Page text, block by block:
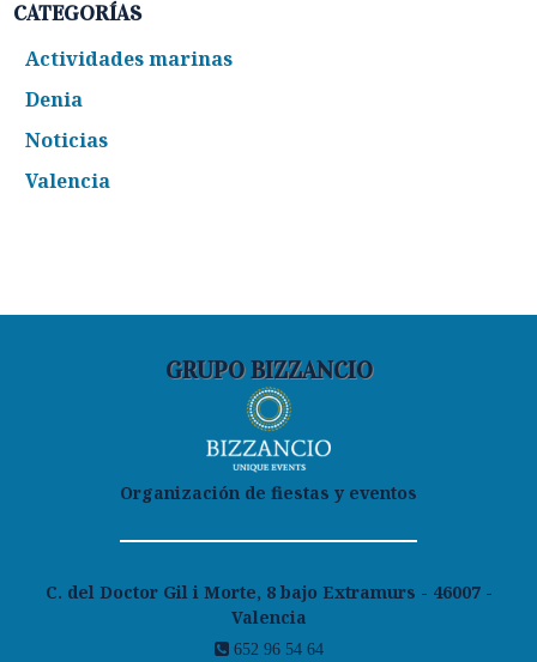
CATEGORÍAS
Actividades marinas
Denia
Noticias
Valencia
GRUPO BIZZANCIO
Organización de fiestas y eventos
C. del Doctor Gil i Morte, 8 bajo Extramurs - 46007 -
Valencia
652 96 54 64